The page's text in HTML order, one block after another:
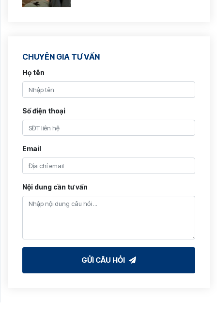
CHUYÊN GIA TƯ VẤN
Họ tên
Số điện thoại
Email
Nội dung cần tư vấn
GỬI CÂU HỎI